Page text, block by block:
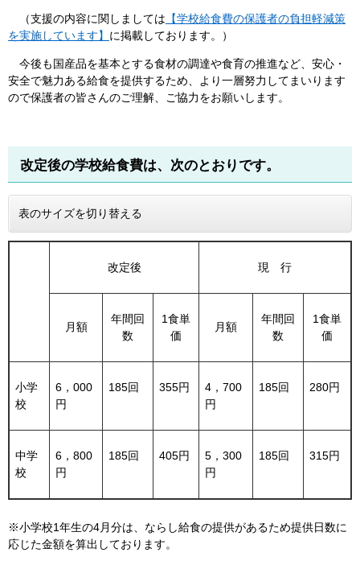
（支援の内容に関しましては 【学校給食費の保護者の負担軽減策
を実施しています】 に掲載しております。）
今後も国産品を基本とする食材の調達や食育の推進など、安心・
安全で魅力ある給食を提供するため、より一層努力してまいります
ので保護者の皆さんのご理解、ご協力をお願いします。
改定後の学校給食費は、次のとおりです。
表のサイズを切り替える
改定後 現 行
月額
年間回
数
1食単
価
月額
年間回
数
1食単
価
小学
校
6，000
円
185回 355円
4，700
円
185回 280円
中学
校
6，800
円
185回 405円
5，300
円
185回 315円
※小学校1年生の4月分は、ならし給食の提供があるため提供日数に
応じた金額を算出しております。